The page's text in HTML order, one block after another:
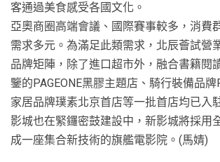
客通過美食感受各國文化。
亞奧商圈高端會議、國際賽事較多，消費
需求多元。為滿足此類需求，北辰薈試營
品牌矩陣，除了進口超市外，融合書籍閱
鑒的PAGEONE黑膠主題店、騎行裝備品牌
家居品牌璞素北京首店等一批首店均已入
影城也在緊鑼密鼓建設中，新影城將採用
成一座集合新技術的旗艦電影院。(馬婧)